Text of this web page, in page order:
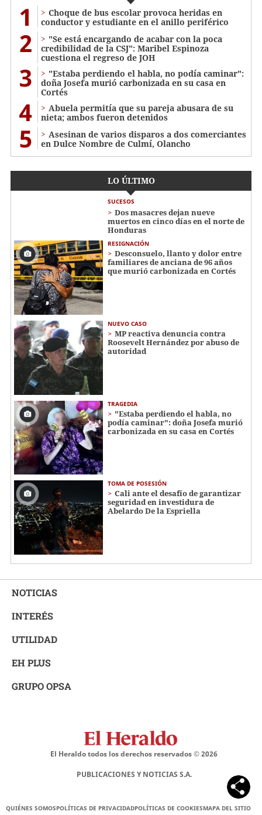
1
Choque de bus escolar provoca heridas en
conductor y estudiante en el anillo periférico
2
"Se está encargando de acabar con la poca
credibilidad de la CSJ": Maribel Espinoza
cuestiona el regreso de JOH
3
"Estaba perdiendo el habla, no podía caminar":
doña Josefa murió carbonizada en su casa en
Cortés
4
Abuela permitía que su pareja abusara de su
nieta; ambos fueron detenidos
5
Asesinan de varios disparos a dos comerciantes
en Dulce Nombre de Culmí, Olancho
LO ÚLTIMO
SUCESOS
Dos masacres dejan nueve
muertos en cinco días en el norte de
Honduras
RESIGNACIÓN
​​​​Desconsuelo, llanto y dolor entre
familiares de anciana de 96 años
que murió carbonizada en Cortés
NUEVO CASO
MP reactiva denuncia contra
Roosevelt Hernández por abuso de
autoridad
TRAGEDIA
"Estaba perdiendo el habla, no
podía caminar": doña Josefa murió
carbonizada en su casa en Cortés
TOMA DE POSESIÓN
Cali ante el desafío de garantizar
seguridad en investidura de
Abelardo De la Espriella
NOTICIAS
INTERÉS
UTILIDAD
EH PLUS
GRUPO OPSA
El Heraldo todos los derechos reservados ©2026
PUBLICACIONES Y NOTICIAS S.A.
QUIÉNES SOMOSPOLÍTICAS DE PRIVACIDADPOLÍTICAS DE COOKIESMAPA DEL SITIO